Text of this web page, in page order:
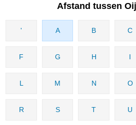
Afstand tussen
' A B C
F G H I
L M N O
R S T U